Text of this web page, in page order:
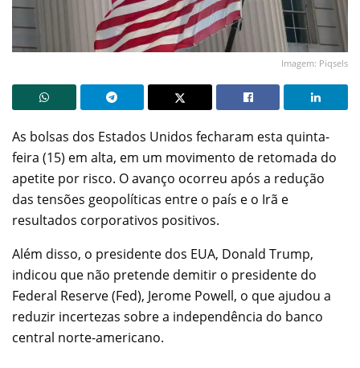
Imagem: Piqsels
As bolsas dos Estados Unidos fecharam esta quinta-
feira (15) em alta, em um movimento de retomada do
apetite por risco. O avanço ocorreu após a redução
das tensões geopolíticas entre o país e o Irã e
resultados corporativos positivos.
Além disso, o presidente dos EUA, Donald Trump,
indicou que não pretende demitir o presidente do
Federal Reserve (Fed), Jerome Powell, o que ajudou a
reduzir incertezas sobre a independência do banco
central norte-americano.